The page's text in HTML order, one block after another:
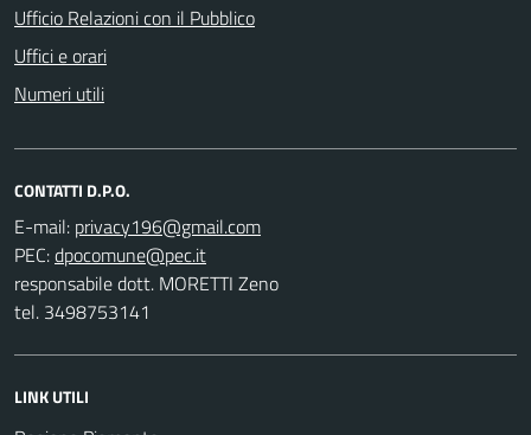
Ufficio Relazioni con il Pubblico
Uffici e orari
Numeri utili
CONTATTI D.P.O.
E-mail:
PEC:
responsabile dott. MORETTI Zeno
tel. 3498753141
LINK UTILI